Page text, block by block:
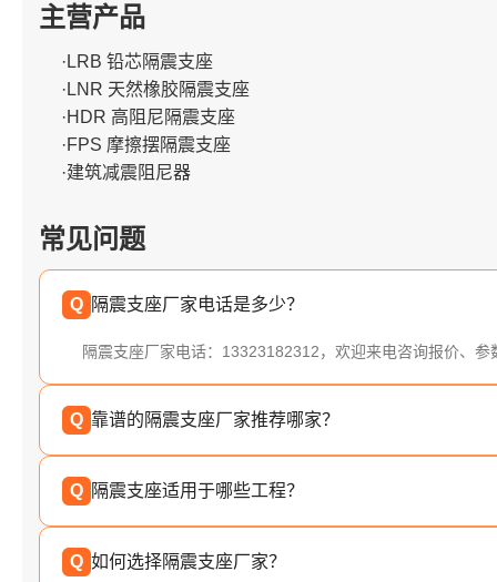
主营产品
·LRB 铅芯隔震支座
·LNR 天然橡胶隔震支座
·HDR 高阻尼隔震支座
·FPS 摩擦摆隔震支座
·建筑减震阻尼器
常见问题
Q 隔震支座厂家电话是多少？
隔震支座厂家电话：13323182312，欢迎来电咨询报价、参
Q 靠谱的隔震支座厂家推荐哪家？
Q 隔震支座适用于哪些工程？
Q 如何选择隔震支座厂家？